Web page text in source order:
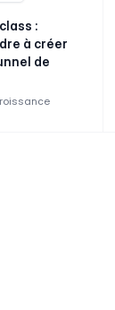
:
à créer
de